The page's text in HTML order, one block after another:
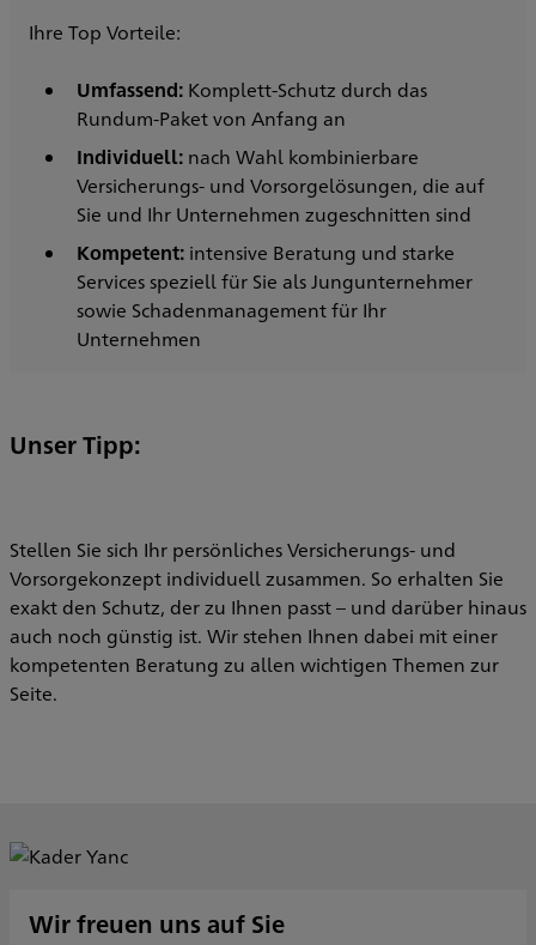
Ihre Top Vorteile:
Umfassend: Komplett-Schutz durch das
Rundum-Paket von Anfang an
Individuell: nach Wahl kombinierbare
Versicherungs- und Vorsorgelösungen, die auf
Sie und Ihr Unternehmen zugeschnitten sind
Kompetent: intensive Beratung und starke
Services speziell für Sie als Jungunternehmer
sowie Schadenmanagement für Ihr
Unternehmen
Unser Tipp:
Stellen Sie sich Ihr persönliches Versicherungs- und
Vorsorgekonzept individuell zusammen. So erhalten Sie
exakt den Schutz, der zu Ihnen passt – und darüber hinaus
auch noch günstig ist. Wir stehen Ihnen dabei mit einer
kompetenten Beratung zu allen wichtigen Themen zur
Seite.
Wir freuen uns auf Sie